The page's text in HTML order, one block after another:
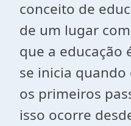
conceito de
de um lugar
que a educação
se inicia
os primeiros
isso ocorre